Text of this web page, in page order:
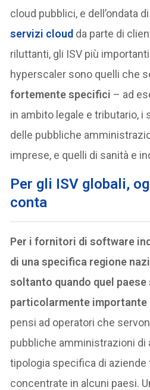
cloud pubblici, e dell’ondata
servizi cloud da parte di
riluttanti, gli ISV più
hyperscaler sono quelli che
fortemente specifici – ad
in ambito legale e tributario, i
delle pubbliche
imprese, e quelli di sanità e
Per gli ISV globali,
conta
Per i fornitori di software
di una specifica regione
soltanto quando quel paese
particolarmente importante
pensi ad operatori che
pubbliche amministrazioni di
tipologia specifica di aziende
concentrate in alcuni paesi.